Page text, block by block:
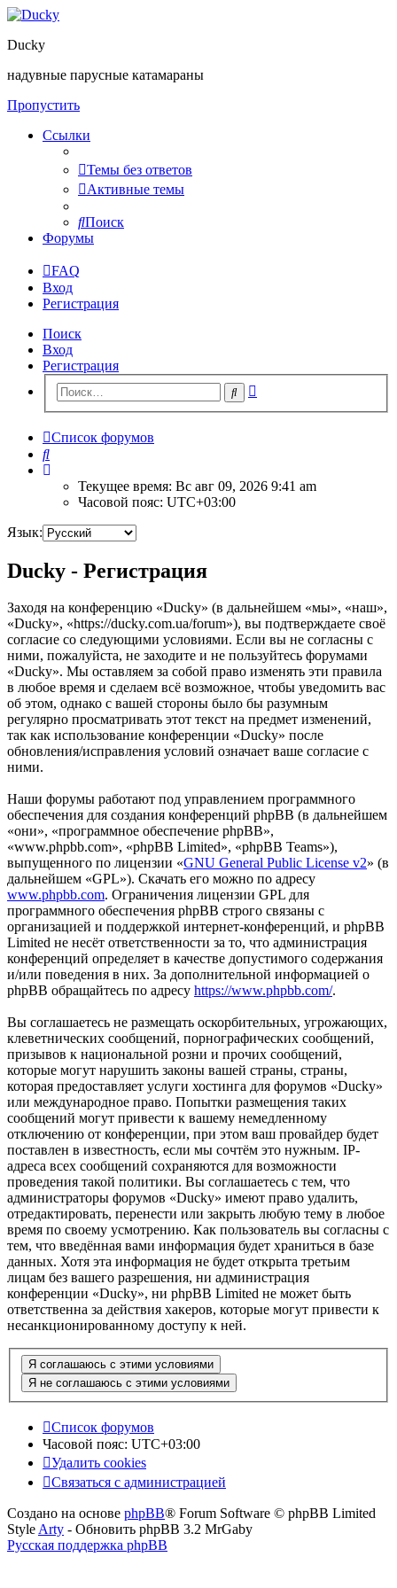
Ducky
надувные парусные катамараны
Пропустить
Ссылки
Темы без ответов
Активные темы
Поиск
Форумы
FAQ
Вход
Регистрация
Поиск
Вход
Регистрация
Поиск
Список форумов
Поиск
Текущее время: Вс авг 09, 2026 9:41 am
Часовой пояс: UTC+03:00
Язык:
Ducky - Регистрация
Заходя на конференцию «Ducky» (в дальнейшем «мы», «наш»,
«Ducky», «https://ducky.com.ua/forum»), вы подтверждаете своё
согласие со следующими условиями. Если вы не согласны с
ними, пожалуйста, не заходите и не пользуйтесь форумами
«Ducky». Мы оставляем за собой право изменять эти правила
в любое время и сделаем всё возможное, чтобы уведомить вас
об этом, однако с вашей стороны было бы разумным
регулярно просматривать этот текст на предмет изменений,
так как использование конференции «Ducky» после
обновления/исправления условий означает ваше согласие с
ними.
Наши форумы работают под управлением программного
обеспечения для создания конференций phpBB (в дальнейшем
«они», «программное обеспечение phpBB»,
«www.phpbb.com», «phpBB Limited», «phpBB Teams»),
выпущенного по лицензии «GNU General Public License v2» (в
дальнейшем «GPL»). Скачать его можно по адресу
www.phpbb.com. Ограничения лицензии GPL для
программного обеспечения phpBB строго связаны с
организацией и поддержкой интернет-конференций, и phpBB
Limited не несёт ответственности за то, что администрация
конференций определяет в качестве допустимого содержания
и/или поведения в них. За дополнительной информацией о
phpBB обращайтесь по адресу https://www.phpbb.com/.
Вы соглашаетесь не размещать оскорбительных, угрожающих,
клеветнических сообщений, порнографических сообщений,
призывов к национальной розни и прочих сообщений,
которые могут нарушить законы вашей страны, страны,
которая предоставляет услуги хостинга для форумов «Ducky»
или международное право. Попытки размещения таких
сообщений могут привести к вашему немедленному
отключению от конференции, при этом ваш провайдер будет
поставлен в известность, если мы сочтём это нужным. IP-
адреса всех сообщений сохраняются для возможности
проведения такой политики. Вы соглашаетесь с тем, что
администраторы форумов «Ducky» имеют право удалить,
отредактировать, перенести или закрыть любую тему в любое
время по своему усмотрению. Как пользователь вы согласны с
тем, что введённая вами информация будет храниться в базе
данных. Хотя эта информация не будет открыта третьим
лицам без вашего разрешения, ни администрация
конференции «Ducky», ни phpBB Limited не может быть
ответственна за действия хакеров, которые могут привести к
несанкционированному доступу к ней.
Список форумов
Часовой пояс: UTC+03:00
Удалить cookies
Связаться с администрацией
Создано на основе phpBB® Forum Software © phpBB Limited
Style Arty - Обновить phpBB 3.2 MrGaby
Русская поддержка phpBB